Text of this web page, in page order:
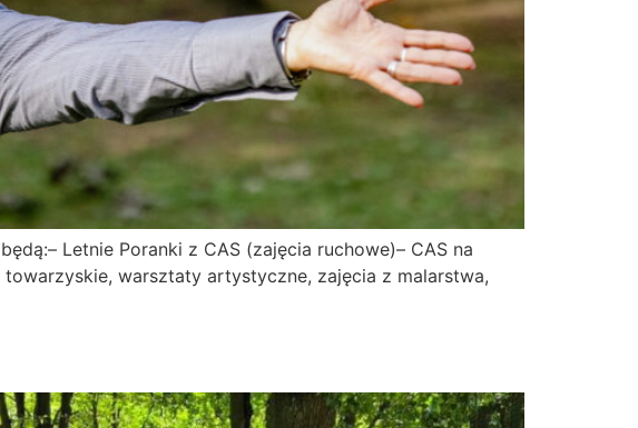
Letnie Poranki z CAS (zajęcia ruchowe)– CAS na
warsztaty artystyczne, zajęcia z malarstwa,